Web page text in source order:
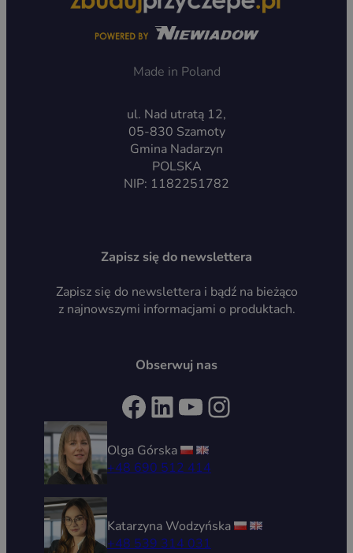
Made in Poland
ul. Nad utratą 12,
05-830 Szamoty
Gmina Nadarzyn
POLSKA
NIP: 1182251782
Zapisz się do newslettera
Zapisz się do newslettera i bądź na bieżąco
z najnowszymi informacjami o produktach.
Obserwuj nas
Facebook LinkedIn YouTube Instagram
Olga Górska
+48 690 512 414
Katarzyna Wodzyńska
+48 539 314 031